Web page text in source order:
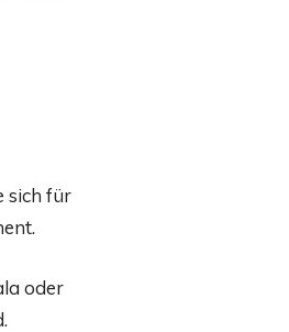
sich für
oder